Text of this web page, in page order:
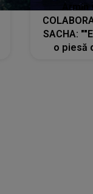
SACHA:
o piesă